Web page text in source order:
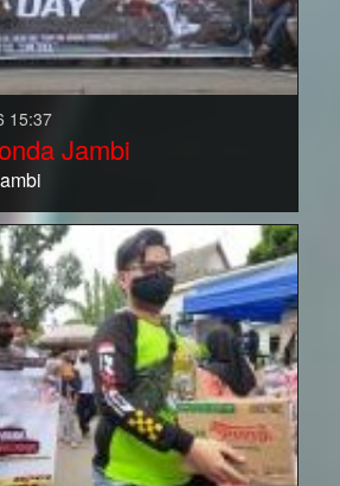
15:37
Jambi